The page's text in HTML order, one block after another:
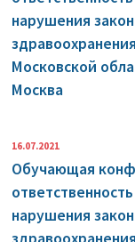
нарушения
Московской
Москва
16.07.2021
Обучающая
нарушения